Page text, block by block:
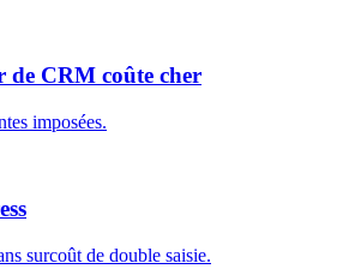
de CRM coûte cher
imposées.
surcoût de double saisie.